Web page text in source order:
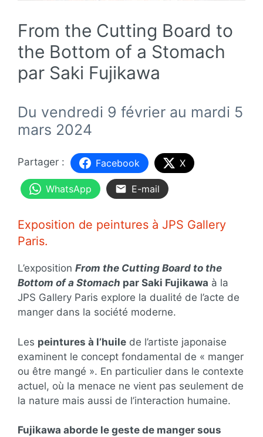
From the Cutting Board to
the Bottom of a Stomach
par Saki Fujikawa
Du vendredi 9 février au mardi 5
mars 2024
Facebook X
WhatsApp E-mail
Exposition de peintures à JPS Gallery
Paris.
L’exposition From the Cutting Board to the
Bottom of a Stomach par Saki Fujikawa à la
JPS Gallery Paris explore la dualité de l’acte de
manger dans la société moderne.
Les peintures à l’huile de l’artiste japonaise
examinent le concept fondamental de « manger
ou être mangé ». En particulier dans le contexte
actuel, où la menace ne vient pas seulement de
la nature mais aussi de l’interaction humaine.
Fujikawa aborde le geste de manger sous